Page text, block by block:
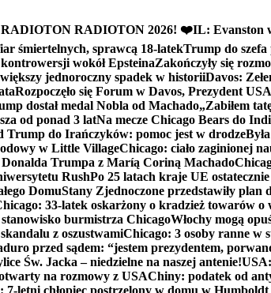
RADIOTON 2026! ❤️IL: Evanston
śmiertelnych, sprawcą 18-latekTrump do
wokół EpsteinaZakończyły się
jednoroczny spadek w historiiDavos:
Rozpoczęło się Forum w Davos, Prezydent
dostał medal Nobla od Machado„Zabiłem
od ponad 3 latNa mecze Chicago Bears do
Trump do Irańczyków: pomoc jest w drodze
w Little VillageChicago: ciało zaginionej
Trumpa z Maríą Coriną Machado
RushPo 25 latach kraje UE
DomuStany Zjednoczone przedstawiły plan
33-latek oskarżony o kradzież towarów o
burmistrza ChicagoWłochy mogą
z oszustwamiChicago: 3 osoby ranne w
przed sądem: “jestem prezydentem,
Św. Jacka – niedzielne na naszej antenie!
na rozmowy z USAChiny: podatek od
7-letni chłopiec postrzelony w domu w